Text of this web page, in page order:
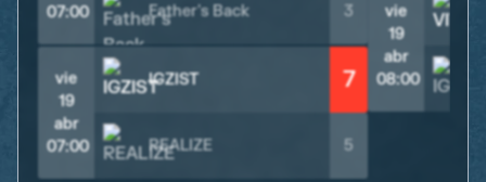
07:00
Father's Back 3
vie
19
abr
07:00
IGZIST 7
REALIZE 5
vie
19
abr
08:00